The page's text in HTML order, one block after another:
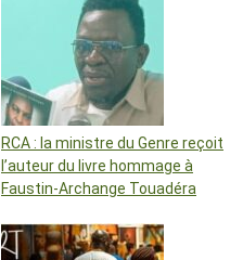
RCA : la ministre du Genre reçoit
l’auteur du livre hommage à
Faustin-Archange Touadéra